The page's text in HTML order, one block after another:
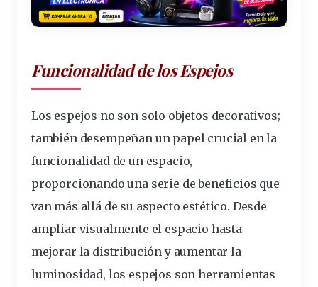
Funcionalidad de los Espejos
Los espejos no son solo objetos decorativos;
también desempeñan un papel crucial en la
funcionalidad de un espacio,
proporcionando una serie de beneficios que
van más allá de su aspecto estético. Desde
ampliar visualmente el espacio hasta
mejorar la distribución y aumentar la
luminosidad, los espejos son herramientas